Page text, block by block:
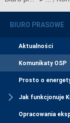
BIURO PRASOWE
Aktualności
Komunikaty OSP
Prosto o
Jak funkcjonuje
Opracowania